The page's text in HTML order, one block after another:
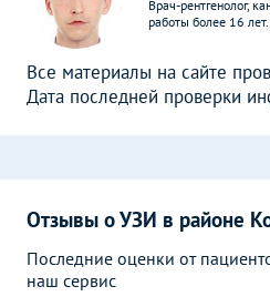
Врач-рентгенолог,
работы более 16 лет.
Все материалы на сайте
Дата последней проверки
Отзывы о УЗИ в районе
Последние оценки от
наш сервис